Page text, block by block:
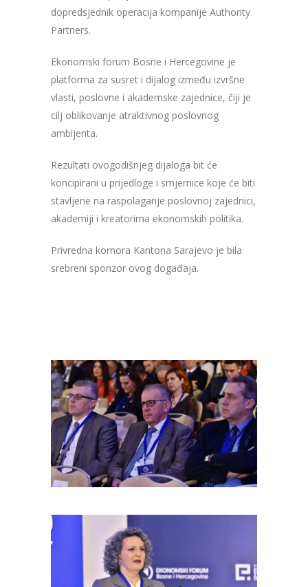
dopredsjednik operacija kompanije Authority
Partners.
Ekonomski forum Bosne i Hercegovine je
platforma za susret i dijalog između izvršne
vlasti, poslovne i akademske zajednice, čiji je
cilj oblikovanje atraktivnog poslovnog
ambijenta.
Rezultati ovogodišnjeg dijaloga bit će
koncipirani u prijedloge i smjernice koje će biti
stavljene na raspolaganje poslovnoj zajednici,
akademiji i kreatorima ekonomskih politika.
Privredna komora Kantona Sarajevo je bila
srebreni sponzor ovog događaja.